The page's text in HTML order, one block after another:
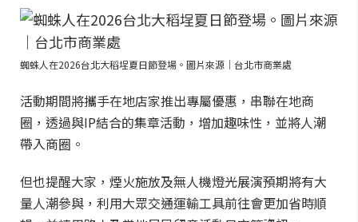
蜘蛛人在2026台北大稻埕夏日節登場。圖片來源｜台北市商業處
活動期間將攜手在地店家推出專屬優惠，串聯在地商
圈，透過與IP結合的集章活動，增加趣味性，並將人潮
帶入商圈。
但也提醒大家，煙火施放及無人機燈光展演預期將有大
量人潮參與，利用大眾交通運輸工具前往會更加省時順